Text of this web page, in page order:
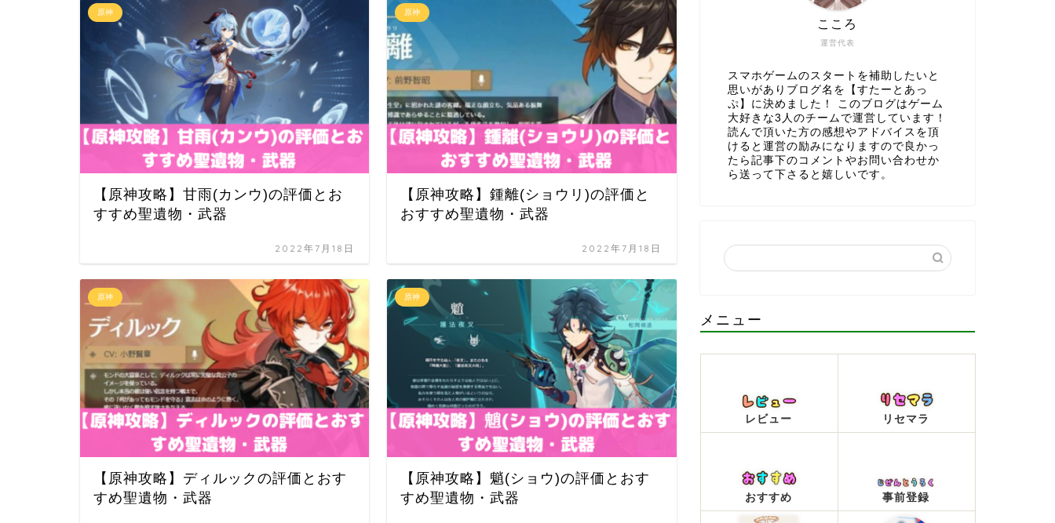
原神
【原神攻略】甘雨(カンウ)の評価とお
すすめ聖遺物・武器
2022年7月18日
原神
【原神攻略】鍾離(ショウリ)の評価と
おすすめ聖遺物・武器
2022年7月18日
原神
【原神攻略】ディルックの評価とおす
すめ聖遺物・武器
原神
【原神攻略】魈(ショウ)の評価とおす
すめ聖遺物・武器
運営代表
こころ
スマホゲームのスタートを補助したいと
思いがありブログ名を【すたーとあっ
ぷ】に決めました！ このブログはゲーム
大好きな3人のチームで運営しています！
読んで頂いた方の感想やアドバイスを頂
けると運営の励みになりますので良かっ
たら記事下のコメントやお問い合わせか
ら送って下さると嬉しいです。
メニュー
レビュー リセマラ
おすすめ 事前登録